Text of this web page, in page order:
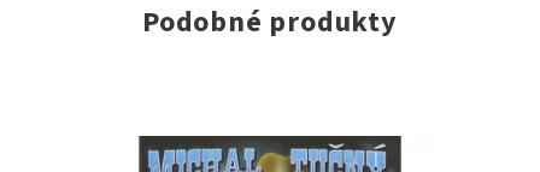
Podobné produkty